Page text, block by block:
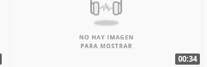
00:34